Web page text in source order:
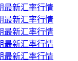
最新汇率行情
最新汇率行情
最新汇率行情
最新汇率行情
最新汇率行情